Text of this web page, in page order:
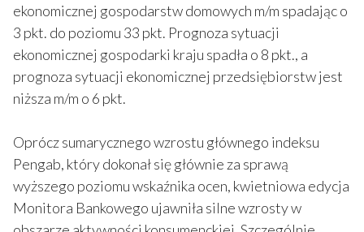
ekonomicznej gospodarstw domowych m/m spadając o
3 pkt. do poziomu 33 pkt. Prognoza sytuacji
ekonomicznej gospodarki kraju spadła o 8 pkt., a
prognoza sytuacji ekonomicznej przedsiębiorstw jest
niższa m/m o 6 pkt.
Oprócz sumarycznego wzrostu głównego indeksu
Pengab, który dokonał się głównie za sprawą
wyższego poziomu wskaźnika ocen, kwietniowa edycja
Monitora Bankowego ujawniła silne wzrosty w